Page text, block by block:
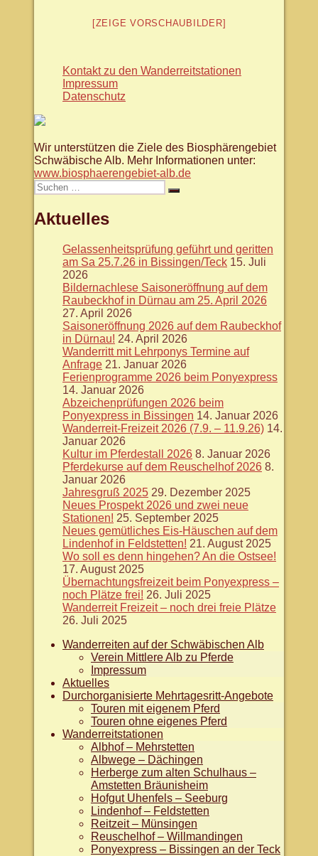
[ZEIGE VORSCHAUBILDER]
Kontakt zu den Wanderreitstationen
Impressum
Datenschutz
Wir unterstützen die Ziele des Biosphärengebiet
Schwäbische Alb. Mehr Informationen unter:
www.biosphaerengebiet-alb.de
Suche
nach:
Suchen
Aktuelles
Gelassenheitsprüfung geführt und geritten
am Sa 25.7.26 in Bissingen/Teck 15. Juli
2026
Bildernachlese Saisoneröffnung auf dem
Raubeckhof in Dürnau am 25. April 2026
27. April 2026
Saisoneröffnung 2026 auf dem Raubeckhof
in Dürnau! 24. April 2026
Wanderritt mit Lehrponys Termine auf
Anfrage 21. Januar 2026
Ferienprogramme 2026 beim Ponyexpress
14. Januar 2026
Abzeichenprüfungen 2026 beim
Ponyexpress in Bissingen 14. Januar 2026
Wanderreit-Freizeit 2026 (7.9. – 11.9.26) 14.
Januar 2026
Kultur im Pferdestall 2026 8. Januar 2026
Pferdekurse auf dem Reuschelhof 2026 8.
Januar 2026
Jahresgruß 2025 29. Dezember 2025
Neues Prospekt 2026 und zwei neue
Stationen! 25. September 2025
Neues gemütliches Eis-Häuschen auf dem
Lindenhof in Feldstetten! 21. August 2025
Wo soll es denn hingehen? An die Ostsee!
17. August 2025
Übernachtungsfreizeit beim Ponyexpress –
noch Plätze frei! 26. Juli 2025
Wanderreit Freizeit – noch drei freie Plätze
26. Juli 2025
Wanderreiten auf der Schwäbischen Alb
Verein Mittlere Alb zu Pferde
Impressum
Aktuelles
Durchorganisierte Mehrtagesritt-Angebote
Touren mit eigenem Pferd
Touren ohne eigenes Pferd
Wanderreitstationen
Albhof – Mehrstetten
Albwege – Dächingen
Herberge zum alten Schulhaus –
Amstetten Bräunisheim
Hofgut Uhenfels – Seeburg
Lindenhof – Feldstetten
Reitzeit – Münsingen
Reuschelhof – Willmandingen
Ponyexpress – Bissingen an der Teck